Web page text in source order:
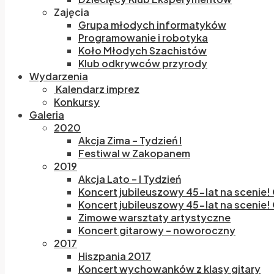
Zajęcia
Grupa młodych informatyków
Programowanie i robotyka
Koło Młodych Szachistów
Klub odkrywców przyrody
Wydarzenia
Kalendarz imprez
Konkursy
Galeria
2020
Akcja Zima – Tydzień I
Festiwal w Zakopanem
2019
Akcja Lato – I Tydzień
Koncert jubileuszowy 45-lat na scenie!
Koncert jubileuszowy 45-lat na scenie!
Zimowe warsztaty artystyczne
Koncert gitarowy – noworoczny
2017
Hiszpania 2017
Koncert wychowanków z klasy gitary